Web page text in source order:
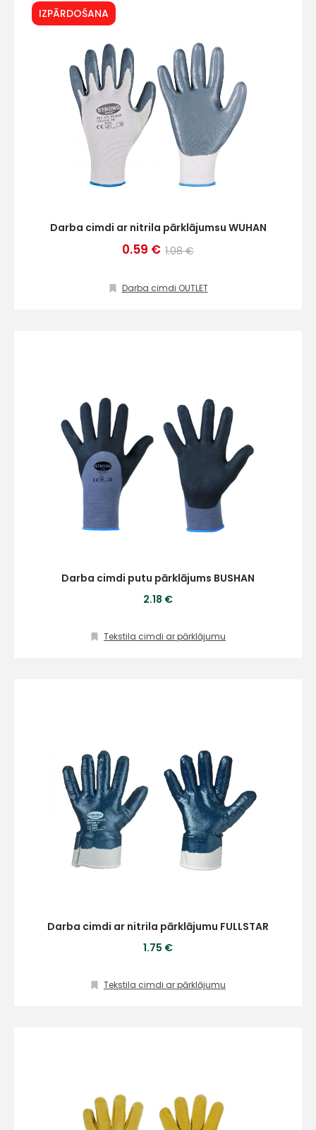
IZPĀRDOŠANA
Darba cimdi ar nitrila pārklājumsu WUHAN
0.59 € 1.08 €
Darba cimdi OUTLET
Darba cimdi putu pārklājums BUSHAN
2.18 €
Tekstila cimdi ar pārklājumu
Darba cimdi ar nitrila pārklājumu FULLSTAR
1.75 €
Tekstila cimdi ar pārklājumu
Sazinies
ar
pēc
ātrāk
Vārds
+